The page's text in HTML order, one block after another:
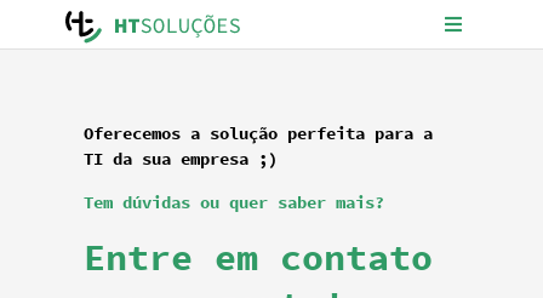
Oferecemos a solução perfeita para a
TI da sua empresa ;)
Tem dúvidas ou quer saber mais?
Entre em contato